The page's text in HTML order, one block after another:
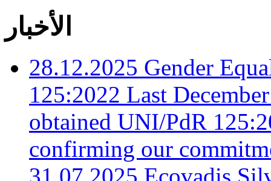
الأخبار
28.12.2025 Gender
125:2022 Last
obtained UNI/PdR
confirming our